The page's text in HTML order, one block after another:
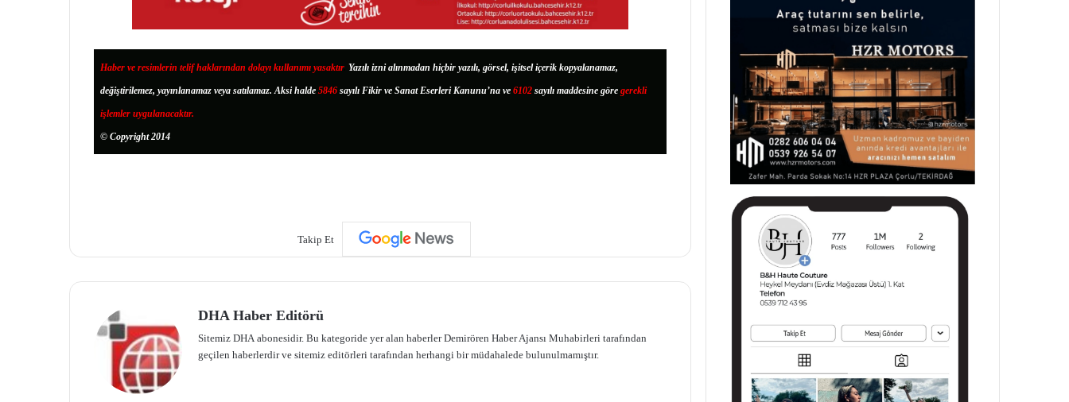
Haber ve resimlerin telif haklarından dolayı kullanımı yasaktır. Yazılı izni alınmadan hiçbir yazılı, görsel, işitsel içerik kopyalanamaz,
değiştirilemez, yayınlanamaz veya satılamaz. Aksi halde 5846 sayılı Fikir ve Sanat Eserleri Kanunu’na ve 6102 sayılı maddesine göre gerekli
işlemler uygulanacaktır.
© Copyright 2014
Takip Et
DHA Haber Editörü
Sitemiz DHA abonesidir. Bu kategoride yer alan haberler Demirören Haber Ajansı Muhabirleri tarafından
geçilen haberlerdir ve sitemiz editörleri tarafından herhangi bir müdahalede bulunulmamıştır.